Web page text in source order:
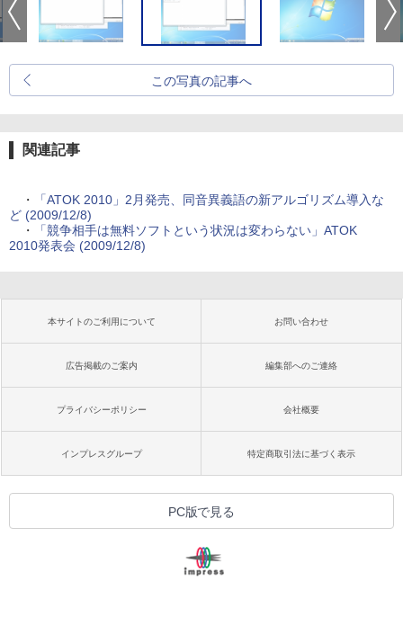
この写真の記事へ
関連記事
・
「ATOK 2010」2月発売、同音異義語の新アルゴリズム導入な
ど (2009/12/8)
・
「競争相手は無料ソフトという状況は変わらない」ATOK
2010発表会 (2009/12/8)
本サイトのご利用について お問い合わせ
広告掲載のご案内 編集部へのご連絡
プライバシーポリシー 会社概要
インプレスグループ 特定商取引法に基づく表示
PC版で見る